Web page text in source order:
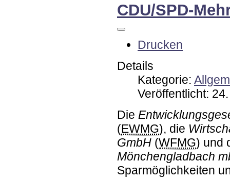
CDU/SPD-
Drucken
Details
Kategorie:
Veröffentlicht:
Die
(EWMG), die
GmbH (WFMG) und
Mönchengladbach
Sparmöglichkeiten